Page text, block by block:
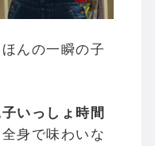
んの一瞬の子
いっしょ時間
全身で味わいな